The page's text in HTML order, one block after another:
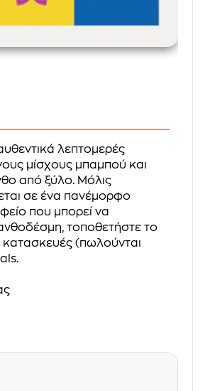
λεπτομερές
μίσχους μπαμπού και
από ξύλο. Μόλις
σε ένα πανέμορφο
που μπορεί να
τοποθετήστε το
(πωλούνται